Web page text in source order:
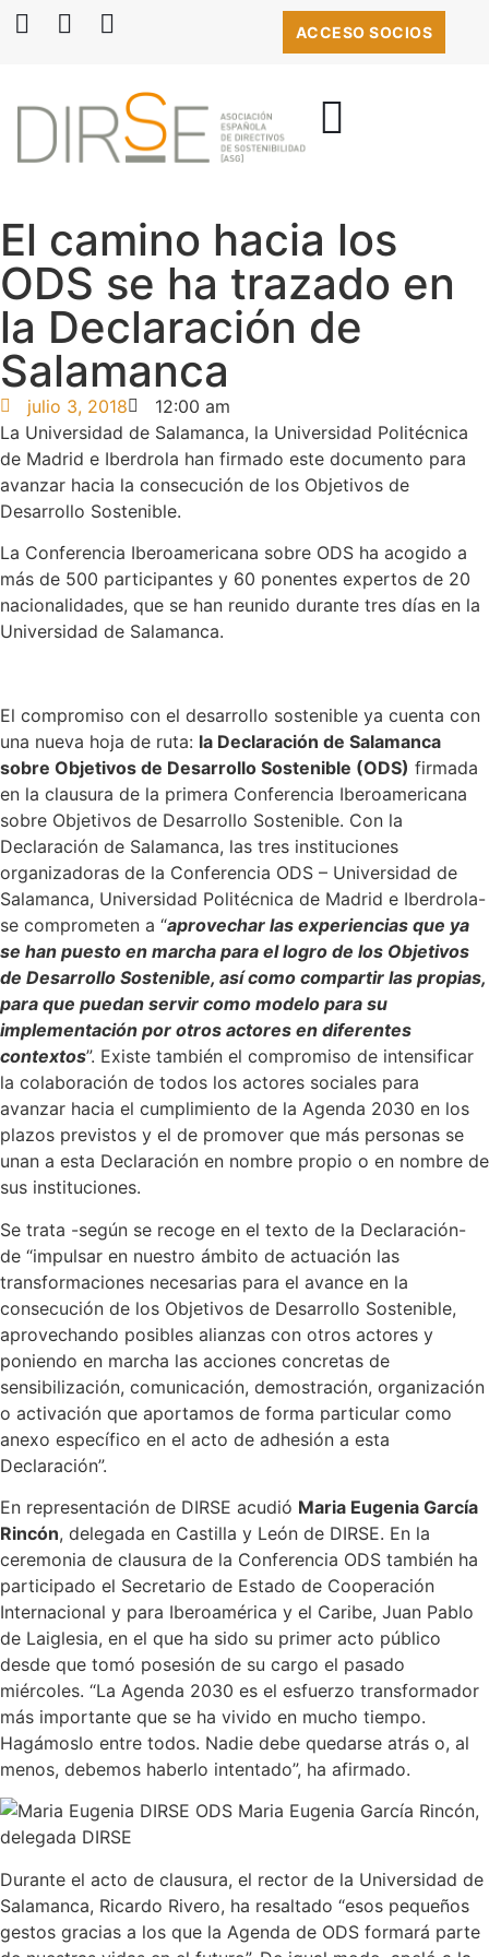
ACCESO SOCIOS
El camino hacia los
ODS se ha trazado en
la Declaración de
Salamanca
julio 3, 2018
12:00 am
La Universidad de Salamanca, la Universidad Politécnica
de Madrid e Iberdrola han firmado este documento para
avanzar hacia la consecución de los Objetivos de
Desarrollo Sostenible.
La Conferencia Iberoamericana sobre ODS ha acogido a
más de 500 participantes y 60 ponentes expertos de 20
nacionalidades, que se han reunido durante tres días en la
Universidad de Salamanca.
El compromiso con el desarrollo sostenible ya cuenta con
una nueva hoja de ruta: la Declaración de Salamanca
sobre Objetivos de Desarrollo Sostenible (ODS) firmada
en la clausura de la primera Conferencia Iberoamericana
sobre Objetivos de Desarrollo Sostenible. Con la
Declaración de Salamanca, las tres instituciones
organizadoras de la Conferencia ODS – Universidad de
Salamanca, Universidad Politécnica de Madrid e Iberdrola-
se comprometen a “aprovechar las experiencias que ya
se han puesto en marcha para el logro de los Objetivos
de Desarrollo Sostenible, así como compartir las propias,
para que puedan servir como modelo para su
implementación por otros actores en diferentes
contextos”. Existe también el compromiso de intensificar
la colaboración de todos los actores sociales para
avanzar hacia el cumplimiento de la Agenda 2030 en los
plazos previstos y el de promover que más personas se
unan a esta Declaración en nombre propio o en nombre de
sus instituciones.
Se trata -según se recoge en el texto de la Declaración-
de “impulsar en nuestro ámbito de actuación las
transformaciones necesarias para el avance en la
consecución de los Objetivos de Desarrollo Sostenible,
aprovechando posibles alianzas con otros actores y
poniendo en marcha las acciones concretas de
sensibilización, comunicación, demostración, organización
o activación que aportamos de forma particular como
anexo específico en el acto de adhesión a esta
Declaración”.
En representación de DIRSE acudió Maria Eugenia García
Rincón, delegada en Castilla y León de DIRSE. En la
ceremonia de clausura de la Conferencia ODS también ha
participado el Secretario de Estado de Cooperación
Internacional y para Iberoamérica y el Caribe, Juan Pablo
de Laiglesia, en el que ha sido su primer acto público
desde que tomó posesión de su cargo el pasado
miércoles. “La Agenda 2030 es el esfuerzo transformador
más importante que se ha vivido en mucho tiempo.
Hagámoslo entre todos. Nadie debe quedarse atrás o, al
menos, debemos haberlo intentado”, ha afirmado.
Maria Eugenia García Rincón,
delegada DIRSE
Durante el acto de clausura, el rector de la Universidad de
Salamanca, Ricardo Rivero, ha resaltado “esos pequeños
gestos gracias a los que la Agenda de ODS formará parte